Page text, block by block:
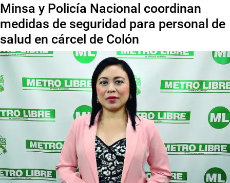
Minsa y Policía Nacional coordinan
medidas de seguridad para personal de
salud en cárcel de Colón